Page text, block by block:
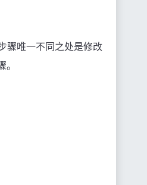
骤唯一不同之处是修改
。